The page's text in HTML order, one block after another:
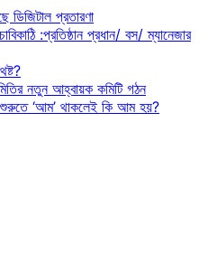
ডিজিটাল প্রতারণা
:প্রতিষ্ঠান প্রধান/ বস/ ম্যানেজার
নতুন আহ্বায়ক কমিটি গঠন
শুরুতে ‘আম’ থাকলেই কি আম হয়?